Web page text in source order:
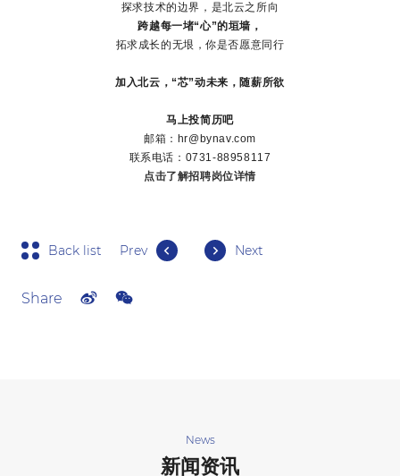
探求技术的边界，是北云之所向
跨越每一堵“心”的垣墙，
拓求成长的无垠，你是否愿意同行
加入北云，“芯”动未来，随薪所欲
马上投简历吧
邮箱：hr@bynav.com
联系电话：0731-88958117
点击了解招聘岗位详情
Back list Prev Next
Share
News
新闻资讯